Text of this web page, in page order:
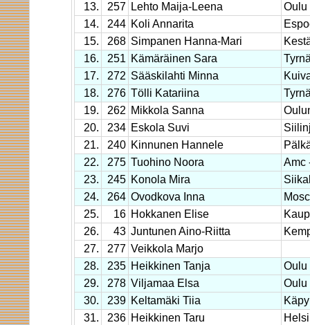
13.
257 Lehto Maija-Leena
Oulu
14.
244 Koli Annarita
15.
268 Simpanen Hanna-Mari
16.
251 Kämäräinen Sara
17.
272 Sääskilahti Minna
18.
276 Tölli Katariina
19.
262 Mikkola Sanna
20.
234 Eskola Suvi
21.
240 Kinnunen Hannele
22.
275 Tuohino Noora
Amc
23.
245 Konola Mira
24.
264 Ovodkova Inna
25.
16 Hokkanen Elise
26.
43 Juntunen Aino-Riitta
27.
277 Veikkola Marjo
28.
235 Heikkinen Tanja
Oulu
29.
278 Viljamaa Elsa
Oulu
30.
239 Keltamäki Tiia
31.
236 Heikkinen Taru